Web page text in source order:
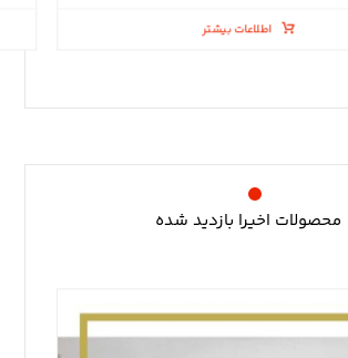
اطلاعات بیشتر
محصولات اخیرا بازدید شده